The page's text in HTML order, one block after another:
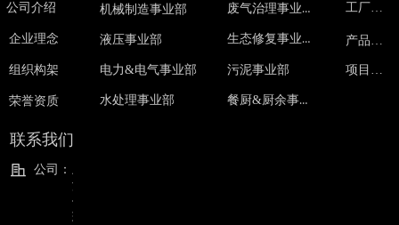
企业理念
组织构架
公司介绍
荣誉资质
项目展示
产品展示
工厂展示
机械制造事业部
液压事业部
电力&电气事业部
水处理事业部
废气治理事业部
生态修复事业部
污泥事业部
餐厨&厨余事业部
联系我们
公司： 上
海
信
环